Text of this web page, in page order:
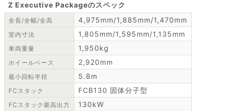
Z Executive Packageのスペック
全長/全幅/全高 4,975mm/1,885mm/1,470mm
室内寸法 1,805mm/1,595mm/1,135mm
車両重量 1,950kg
ホイールベース 2,920mm
最小回転半径 5.8m
FCスタック FCB130 固体分子型
FCスタック最高出力 130kW